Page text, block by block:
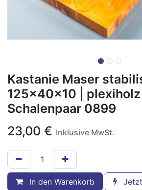
Kastanie Maser
125x40x10 |
Schalenpaar 0899
23,00 € Inklusive MwSt.
In den Warenkorb